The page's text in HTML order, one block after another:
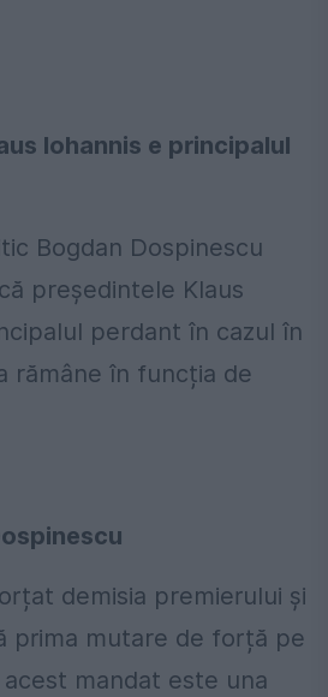
Iohannis e principalul
Bogdan Dospinescu
președintele Klaus
perdant în cazul în
rămâne în funcția de
demisia premierului și
prima mutare de forță pe
mandat este una